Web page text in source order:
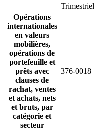
Trimestriel
Opérations
internationales
en valeurs
mobilières,
opérations de
portefeuille et
prêts avec
clauses de
rachat, ventes
et achats, nets
et bruts, par
catégorie et
secteur
376-0018